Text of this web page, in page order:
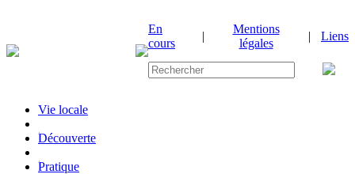
En
cours
|
Mentions
légales
| Liens
Vie locale
|Découverte
|Pratique